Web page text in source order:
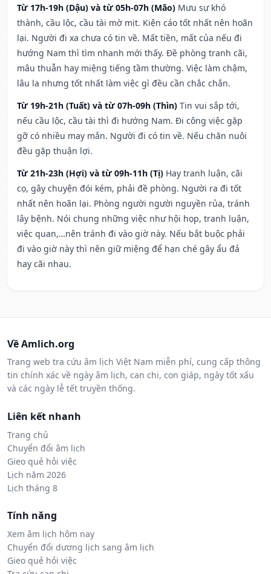
Từ 17h-19h (Dậu) và từ 05h-07h (Mão) Mưu sự khó
thành, cầu lộc, cầu tài mờ mịt. Kiện cáo tốt nhất nên hoãn
lại. Người đi xa chưa có tin về. Mất tiền, mất của nếu đi
hướng Nam thì tìm nhanh mới thấy. Đề phòng tranh cãi,
mâu thuẫn hay miệng tiếng tầm thường. Việc làm chậm,
lâu la nhưng tốt nhất làm việc gì đều cần chắc chắn.
Từ 19h-21h (Tuất) và từ 07h-09h (Thìn) Tin vui sắp tới,
nếu cầu lộc, cầu tài thì đi hướng Nam. Đi công việc gặp
gỡ có nhiều may mắn. Người đi có tin về. Nếu chăn nuôi
đều gặp thuận lợi.
Từ 21h-23h (Hợi) và từ 09h-11h (Tị) Hay tranh luận, cãi
cọ, gây chuyện đói kém, phải đề phòng. Người ra đi tốt
nhất nên hoãn lại. Phòng người người nguyền rủa, tránh
lây bệnh. Nói chung những việc như hội họp, tranh luận,
việc quan,…nên tránh đi vào giờ này. Nếu bắt buộc phải
đi vào giờ này thì nên giữ miệng để hạn ché gây ẩu đả
hay cãi nhau.
Về Amlich.org
Trang web tra cứu âm lịch Việt Nam miễn phí, cung cấp thông
tin chính xác về ngày âm lịch, can chi, con giáp, ngày tốt xấu
và các ngày lễ tết truyền thống.
Liên kết nhanh
Trang chủ
Chuyển đổi âm lịch
Gieo quẻ hỏi việc
Lịch năm 2026
Lịch tháng 8
Tính năng
Xem âm lịch hôm nay
Chuyển đổi dương lịch sang âm lịch
Gieo quẻ hỏi việc